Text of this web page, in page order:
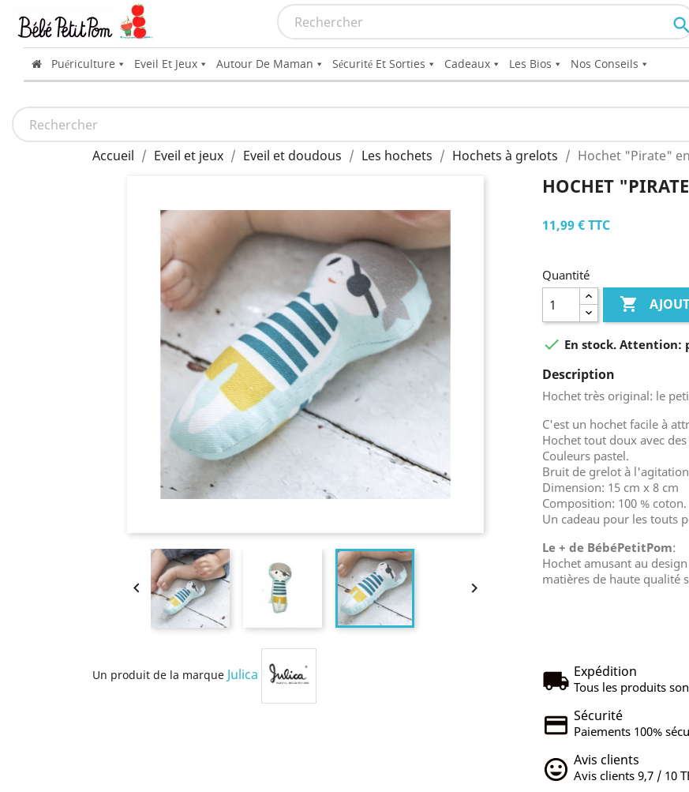
Puériculture Eveil Et Jeux Autour De Maman Sécurité Et Sorties Cadeaux Les Bios Nos Conseils
Accueil Eveil et jeux Eveil et doudous Les hochets Hochets à grelots Hochet "Pirate"
 
Un produit de la marque Julica
HOCHET
11,99 €TTC
Quantité

 En stock. Attention:
Description
Hochet très original: le
C'est un hochet facile à
Hochet tout doux avec
Couleurs pastel.
Bruit de grelot à
Dimension: 15 cm x 8 cm
Composition: 100 % coton.
Un cadeau pour les touts
Le + de BébéPetitPom:
Hochet amusant au
matières de haute qualité
Expédition
Tous les produits
Sécurité
Paiements 100%
Avis clients
Avis clients 9,7 / 10